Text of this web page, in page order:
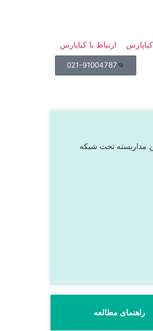
ارتباط با کیاپارس
021-91004787
راهنمای مطالعه